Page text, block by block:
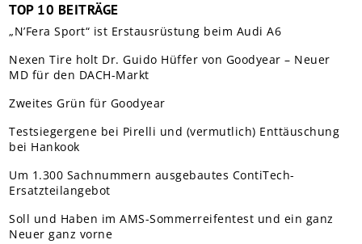
TOP 10 BEITRÄGE
„N’Fera Sport“ ist Erstausrüstung beim Audi A6
Nexen Tire holt Dr. Guido Hüffer von Goodyear – Neuer
MD für den DACH-Markt
Zweites Grün für Goodyear
Testsiegergene bei Pirelli und (vermutlich) Enttäuschung
bei Hankook
Um 1.300 Sachnummern ausgebautes ContiTech-
Ersatzteilangebot
Soll und Haben im AMS-Sommerreifentest und ein ganz
Neuer ganz vorne